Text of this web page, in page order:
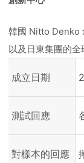
韓國 Nitto Denko
以及日東集團的全
成立日期
測試回應
對樣本的回應